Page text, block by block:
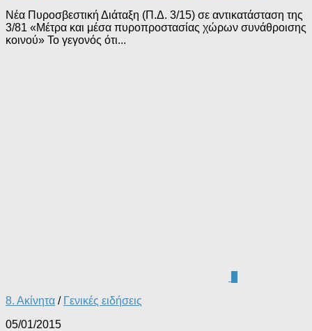
Νέα Πυροσβεστική Διάταξη (Π.Δ. 3/15) σε αντικατάσταση της
3/81 «Μέτρα και μέσα πυροπροστασίας χώρων συνάθροισης
κοινού» Το γεγονός ότι...
8. Ακίνητα / Γενικές ειδήσεις
05/01/2015